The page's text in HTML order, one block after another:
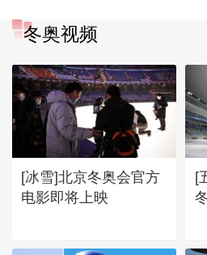
冬奥视频
[冰雪]北京冬奥会官方
电影即将上映
[